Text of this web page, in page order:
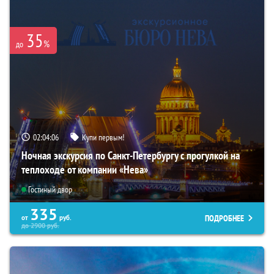
до 35%
02:04:05 Купи первым!
Ночная экскурсия по Санкт-Петербургу с прогулкой на
теплоходе от компании «Нева»
Гостиный двор
от 335 руб.
до2900руб.
ПОДРОБНЕЕ